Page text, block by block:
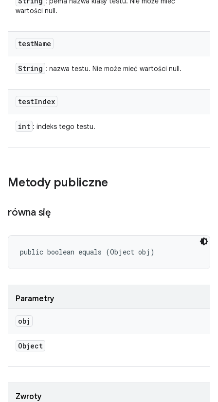
wartości null.
testName
String : nazwa testu. Nie może mieć wartości null.
testIndex
int : indeks tego testu.
Metody publiczne
równa się
public boolean equals (Object obj)
Parametry
obj
Object
Zwroty